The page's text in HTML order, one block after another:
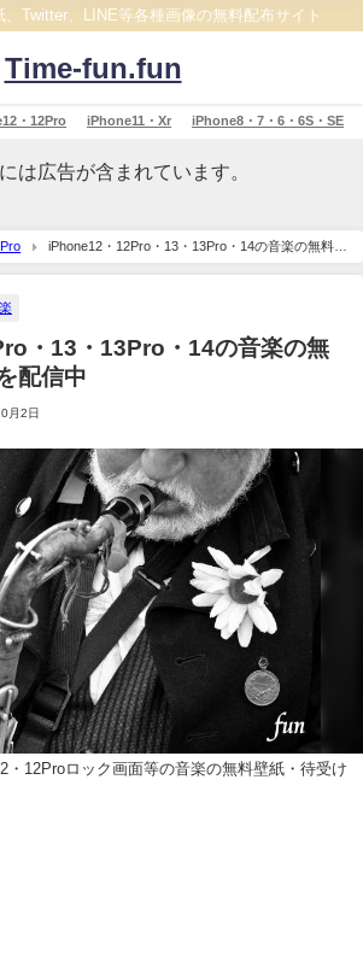
、Twitter、LINE等各種画像の無料配布サイト
Time-fun.fun
・12Pro iPhone11・Xr iPhone8・7・6・6S・SE
は広告が含まれています。
iPhone12・12Pro・13・13Pro・14の音楽の無料壁
・13・13Pro・14の音楽の無
配信中
月2日
・12Proロック画面等の音楽の無料壁紙・待受け